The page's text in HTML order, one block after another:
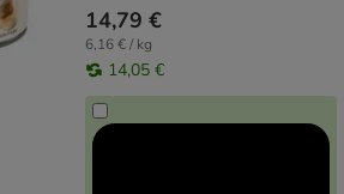
14,79 €
6,16 € / kg
14,05 €